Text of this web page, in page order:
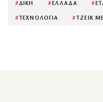
#ΔΙΚΗ # ΕΛΛΑΔΑ #
# ΤΕΧΝΟΛΟΓΙΑ # ΤΖΕΙΚ